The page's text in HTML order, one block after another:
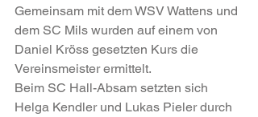
Gemeinsam mit dem WSV Wattens und
dem SC Mils wurden auf einem von
Daniel Kröss gesetzten Kurs die
Vereinsmeister ermittelt.
Beim SC Hall-Absam setzten sich
Helga Kendler und Lukas Pieler durch